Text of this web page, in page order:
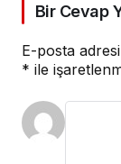
Bir Cevap
E-posta
* ile